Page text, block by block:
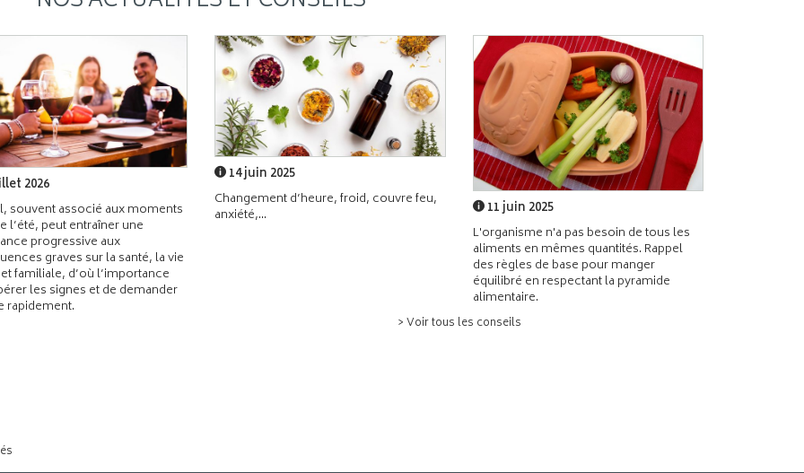
2026
souvent associé aux moments
l’été, peut entraîner une
progressive aux
graves sur la santé, la vie
familiale, d’où l’importance
les signes et de demander
rapidement.
14 juin 2025
Changement d’heure, froid, couvre feu,
anxiété,...
11 juin 2025
L'organisme n'a pas besoin de tous les
aliments en mêmes quantités. Rappel
des règles de base pour manger
équilibré en respectant la pyramide
alimentaire.
> Voir tous les conseils